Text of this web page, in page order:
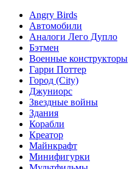
Angry Birds
Автомобили
Аналоги Лего Дупло
Бэтмен
Военные конструкторы
Гарри Поттер
Город (City)
Джуниорс
Звездные войны
Здания
Корабли
Креатор
Майнкрафт
Минифигурки